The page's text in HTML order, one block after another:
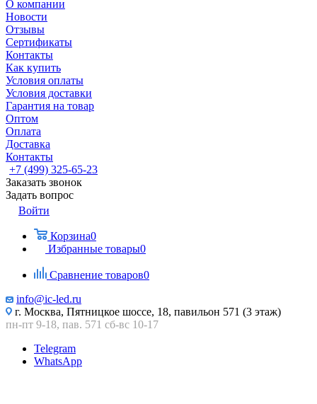
О компании
Новости
Отзывы
Сертификаты
Контакты
Как купить
Условия оплаты
Условия доставки
Гарантия на товар
Оптом
Оплата
Доставка
Контакты
+7 (499) 325-65-23
Заказать звонок
Задать вопрос
Войти
Корзина0
Избранные товары0
Сравнение товаров0
info@ic-led.ru
г. Москва, Пятницкое шоссе, 18, павильон 571 (3 этаж)
пн-пт 9-18, пав. 571 сб-вс 10-17
Telegram
WhatsApp